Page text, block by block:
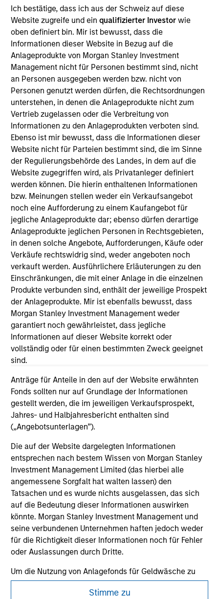
Ich bestätige, dass ich aus der Schweiz auf diese
Website zugreife und ein qualifizierter Investor wie
oben definiert bin. Mir ist bewusst, dass die
Informationen dieser Website in Bezug auf die
Anlageprodukte von Morgan Stanley Investment
Management nicht für Personen bestimmt sind, nicht
an Personen ausgegeben werden bzw. nicht von
Personen genutzt werden dürfen, die Rechtsordnungen
unterstehen, in denen die Anlageprodukte nicht zum
Vertrieb zugelassen oder die Verbreitung von
Informationen zu den Anlageprodukten verboten sind.
Ebenso ist mir bewusst, dass die Informationen dieser
Website nicht für Parteien bestimmt sind, die im Sinne
der Regulierungsbehörde des Landes, in dem auf die
Website zugegriffen wird, als Privatanleger definiert
werden können. Die hierin enthaltenen Informationen
bzw. Meinungen stellen weder ein Verkaufsangebot
noch eine Aufforderung zu einem Kaufangebot für
jegliche Anlageprodukte dar; ebenso dürfen derartige
Anlageprodukte jeglichen Personen in Rechtsgebieten,
in denen solche Angebote, Aufforderungen, Käufe oder
Verkäufe rechtswidrig sind, weder angeboten noch
verkauft werden. Ausführlichere Erläuterungen zu den
Einschränkungen, die mit einer Anlage in die einzelnen
Produkte verbunden sind, enthält der jeweilige Prospekt
der Anlageprodukte. Mir ist ebenfalls bewusst, dass
Morgan Stanley Investment Management weder
garantiert noch gewährleistet, dass jegliche
Informationen auf dieser Website korrekt oder
vollständig oder für einen bestimmten Zweck geeignet
sind.
Anträge für Anteile in den auf der Website erwähnten
Fonds sollten nur auf Grundlage der Informationen
gestellt werden, die im jeweiligen Verkaufsprospekt,
Jahres- und Halbjahresbericht enthalten sind
(„Angebotsunterlagen”).
Die auf der Website dargelegten Informationen
entsprechen nach bestem Wissen von Morgan Stanley
Investment Management Limited (das hierbei alle
angemessene Sorgfalt hat walten lassen) den
Tatsachen und es wurde nichts ausgelassen, das sich
auf die Bedeutung dieser Informationen auswirken
könnte. Morgan Stanley Investment Management und
seine verbundenen Unternehmen haften jedoch weder
für die Richtigkeit dieser Informationen noch für Fehler
oder Auslassungen durch Dritte.
Um die Nutzung von Anlagefonds für Geldwäsche zu
verhindern, gelten für im Finanzsektor tätige Personen
besondere Verpflichtungen. Vor diesem Hintergrund ist
Stimme zu
policies and procedures, and the oversight of the
Funds’ primary service providers. She has worked
in the financial industry since 1995, and has
experience in mutual fund, investment adviser and
broker-dealer compliance as well as risk
management and vendor management and
oversight. Prior to joining Calvert, Ms. Brown was
associated with Wilmington Trust Investment
Advisors, Inc. where she served as Vice President,
Chief Compliance Officer for the Wilmington Funds.
Prior to that, she spent five years as an Assistant
Vice President, Risk Management and Compliance
Lead Manager, at T. Rowe Price Associates, Inc. Ms.
Brown is a member of the Investment Company
Institute Chief Compliance Officer and Investment
Advisers Committees, and the National Society of
Compliance Professionals. She also currently
serves on the Board of Directors of Associated
Black Charities. Ms. Brown graduated cum laude
with a BA in English from the University of
Maryland, College Park.
May not represent all Team Members.
The information on this page is for informational
purposes only. The information contained herein does
not constitute and should not be construed as an
offering of advisory services or an offer to sell or a
solicitation of an offer to buy any securities in any
jurisdiction in which such offer or solicitation,
purchase or sale would be unlawful under the
All investing involves risks, including a loss of principal.
Please refer to the strategy detail page for important
information on the strategy, including additional risk
considerations.
Morgan Stanley
Morgan Stanley Careers